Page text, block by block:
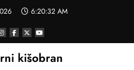
6:20:33 AM
kišobran